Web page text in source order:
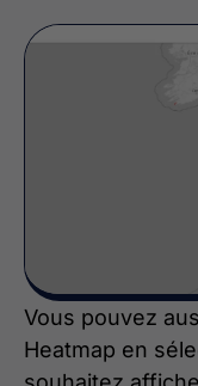
Vous pouvez
Heatmap en